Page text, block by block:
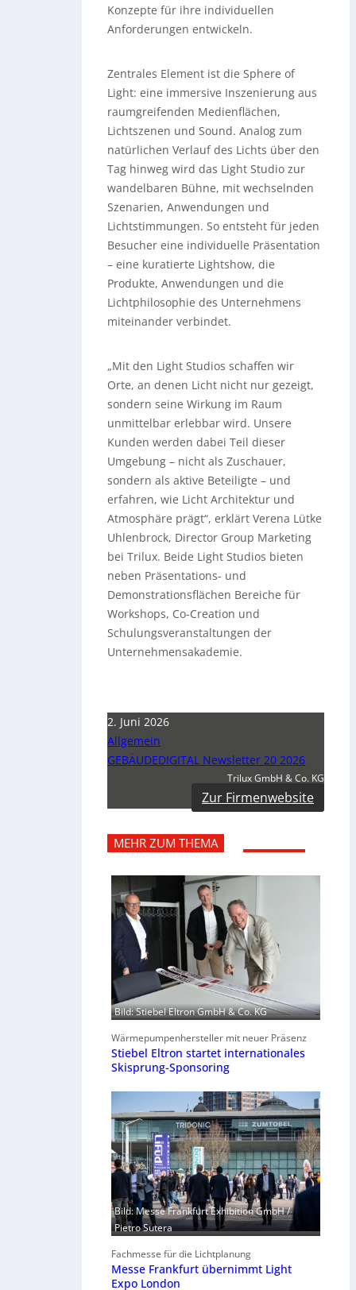
Konzepte für ihre individuellen
Anforderungen entwickeln.
Zentrales Element ist die Sphere of
Light: eine immersive Inszenierung aus
raumgreifenden Medienflächen,
Lichtszenen und Sound. Analog zum
natürlichen Verlauf des Lichts über den
Tag hinweg wird das Light Studio zur
wandelbaren Bühne, mit wechselnden
Szenarien, Anwendungen und
Lichtstimmungen. So entsteht für jeden
Besucher eine individuelle Präsentation
– eine kuratierte Lightshow, die
Produkte, Anwendungen und die
Lichtphilosophie des Unternehmens
miteinander verbindet.
„Mit den Light Studios schaffen wir
Orte, an denen Licht nicht nur gezeigt,
sondern seine Wirkung im Raum
unmittelbar erlebbar wird. Unsere
Kunden werden dabei Teil dieser
Umgebung – nicht als Zuschauer,
sondern als aktive Beteiligte – und
erfahren, wie Licht Architektur und
Atmosphäre prägt“, erklärt Verena Lütke
Uhlenbrock, Director Group Marketing
bei Trilux. Beide Light Studios bieten
neben Präsentations- und
Demonstrationsflächen Bereiche für
Workshops, Co-Creation und
Schulungsveranstaltungen der
Unternehmensakademie.
2. Juni 2026
Allgemein
GEBÄUDEDIGITAL Newsletter 20 2026
Trilux GmbH & Co. KG
Zur Firmenwebsite
MEHR ZUM THEMA
Bild: Stiebel Eltron GmbH & Co. KG
Wärmepumpenhersteller mit neuer Präsenz
Stiebel Eltron startet internationales
Skisprung-Sponsoring
Bild: Messe Frankfurt Exhibition GmbH /
Pietro Sutera
Fachmesse für die Lichtplanung
Messe Frankfurt übernimmt Light
Expo London